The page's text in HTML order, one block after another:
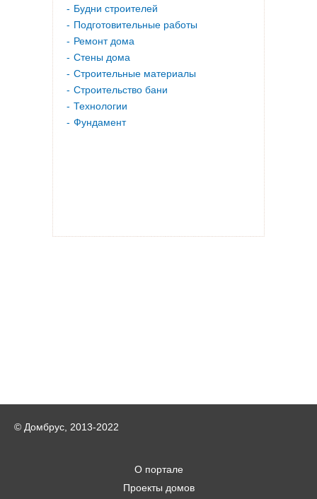
Будни строителей
Подготовительные работы
Ремонт дома
Стены дома
Строительные материалы
Строительство бани
Технологии
Фундамент
© Домбрус, 2013-2022
О портале
Проекты домов